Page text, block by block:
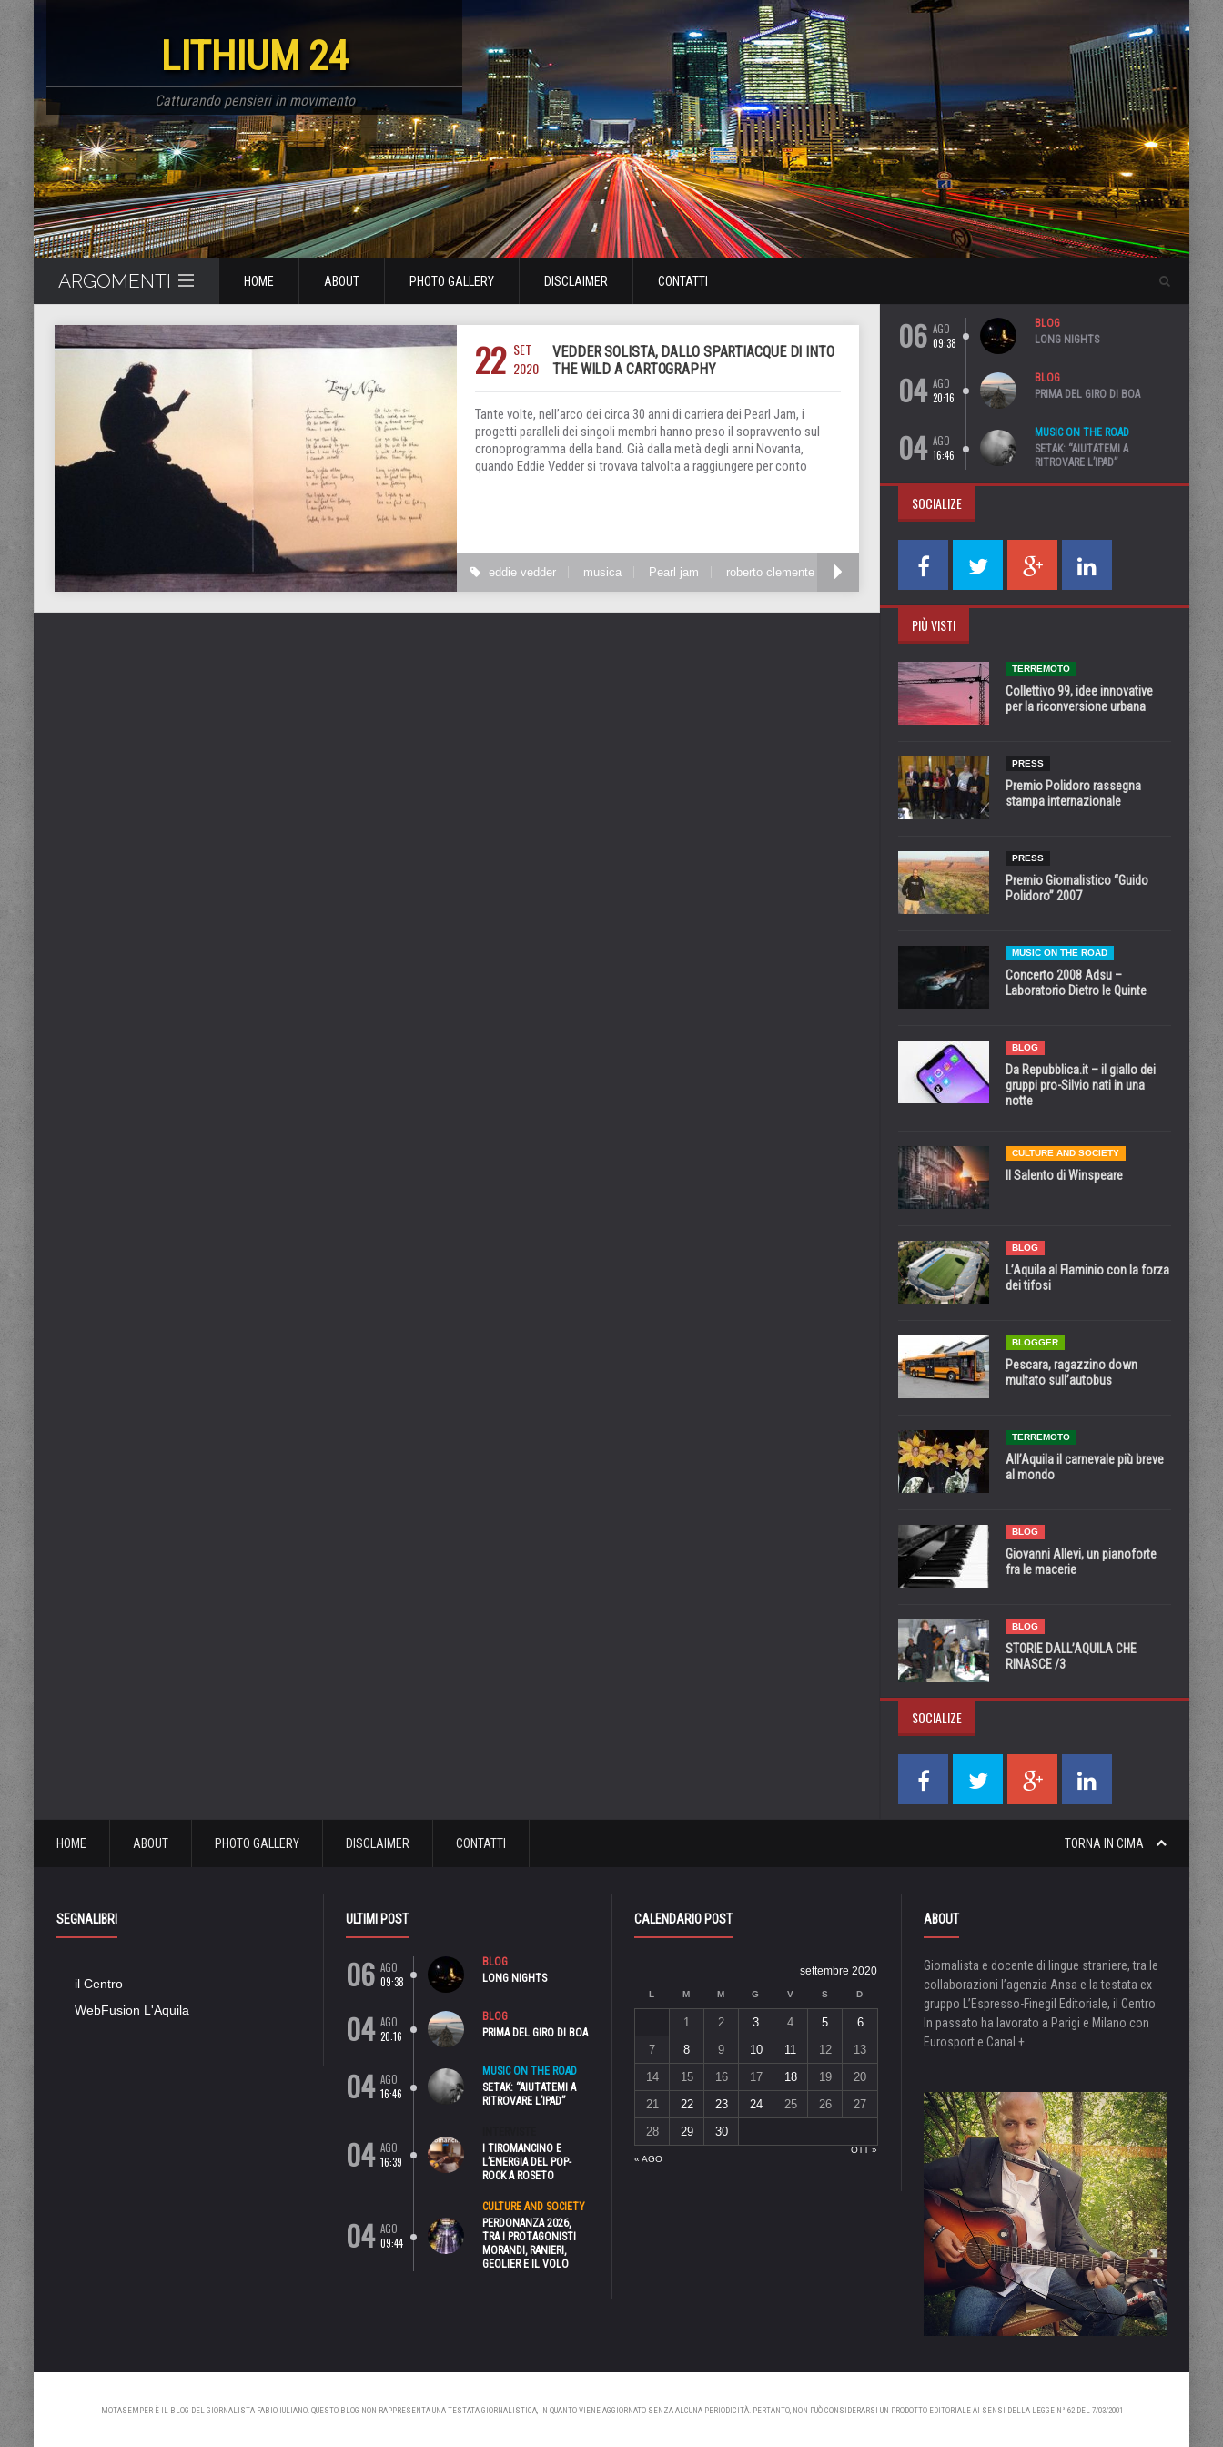
LITHIUM 24
Catturando pensieri in movimento
ARGOMENTI HOME ABOUT PHOTO GALLERY DISCLAIMER CONTATTI
22 SET
2020
VEDDER SOLISTA, DALLO SPARTIACQUE DI INTO
THE WILD A CARTOGRAPHY
Tante volte, nell’arco dei circa 30 anni di carriera dei Pearl Jam, i
progetti paralleli dei singoli membri hanno preso il sopravvento sul
cronoprogramma della band. Già dalla metà degli anni Novanta,
quando Eddie Vedder si trovava talvolta a raggiungere per conto
eddie vedder musica Pearl jam roberto clemente
06 AGO
09:38
BLOG
LONG NIGHTS
04 AGO
20:16
BLOG
PRIMA DEL GIRO DI BOA
04 AGO
16:46
MUSIC ON THE ROAD
SETAK: “AIUTATEMI A
RITROVARE L’IPAD”
SOCIALIZE
PIÙ VISTI
TERREMOTO
Collettivo 99, idee innovative
per la riconversione urbana
PRESS
Premio Polidoro rassegna
stampa internazionale
PRESS
Premio Giornalistico “Guido
Polidoro” 2007
MUSIC ON THE ROAD
Concerto 2008 Adsu –
Laboratorio Dietro le Quinte
BLOG
Da Repubblica.it – il giallo dei
gruppi pro-Silvio nati in una
notte
CULTURE AND SOCIETY
Il Salento di Winspeare
BLOG
L’Aquila al Flaminio con la forza
dei tifosi
BLOGGER
Pescara, ragazzino down
multato sull’autobus
TERREMOTO
All’Aquila il carnevale più breve
al mondo
BLOG
Giovanni Allevi, un pianoforte
fra le macerie
BLOG
STORIE DALL’AQUILA CHE
RINASCE /3
SOCIALIZE
TORNA IN CIMA
HOME ABOUT PHOTO GALLERY DISCLAIMER CONTATTI
SEGNALIBRI
il Centro
WebFusion L'Aquila
ULTIMI POST
06 AGO
09:38
BLOG
LONG NIGHTS
04 AGO
20:16
BLOG
PRIMA DEL GIRO DI BOA
04 AGO
16:46
MUSIC ON THE ROAD
SETAK: “AIUTATEMI A
RITROVARE L’IPAD”
04 AGO
16:39
I TIROMANCINO E
L’ENERGIA DEL POP-
ROCK A ROSETO
04 AGO
09:44
CULTURE AND SOCIETY
PERDONANZA 2026,
TRA I PROTAGONISTI
MORANDI, RANIERI,
GEOLIER E IL VOLO
CALENDARIO POST
settembre 2020
L M M G V S D
« AGO
OTT »
1 2 3 4 5
6
7
8 9 10 11 12
13
14
15 16 17 18 19
20
21
22 23 24 25 26
27
28
29 30
ABOUT
Giornalista e docente di lingue straniere, tra le
collaborazioni l’agenzia Ansa e la testata ex
gruppo L’Espresso-Finegil Editoriale, il Centro.
In passato ha lavorato a Parigi e Milano con
Eurosport e Canal + .
MOTASEMPER È IL BLOG DEL GIORNALISTA FABIO IULIANO. QUESTO BLOG NON RAPPRESENTA UNA TESTATA GIORNALISTICA, IN QUANTO VIENE AGGIORNATO SENZA ALCUNA PERIODICITÀ. PERTANTO, NON PUÒ CONSIDERARSI UN PRODOTTO EDITORIALE AI SENSI DELLA LEGGE N° 62 DEL 7/03/2001